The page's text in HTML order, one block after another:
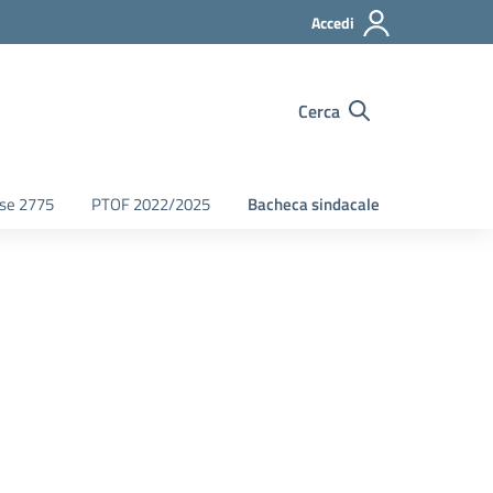
Accedi
Cerca
2775 PTOF 2022/2025 Bacheca sindacale